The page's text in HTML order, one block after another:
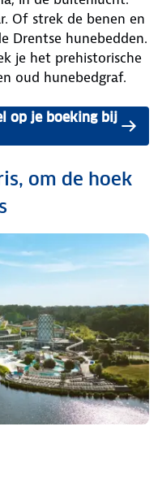
Of strek de benen en
Drentse hunebedden.
je het prehistorische
oud hunebedgraf.
op je boeking bij
om de hoek